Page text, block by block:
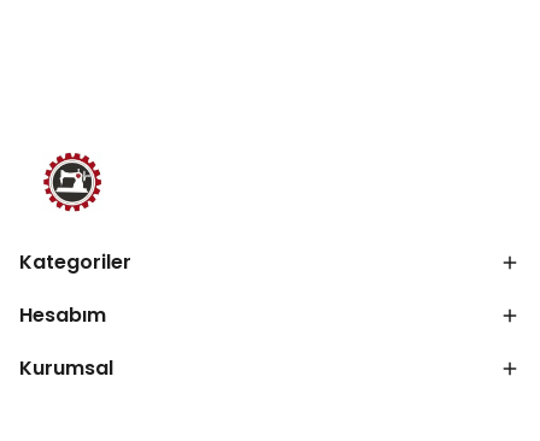
Kategoriler
Hesabım
Kurumsal